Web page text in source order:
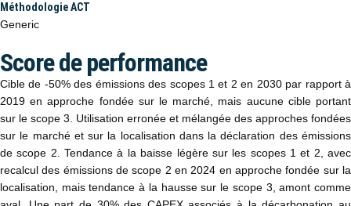
Méthodologie ACT
Generic
Score de performance
Cible de -50% des émissions des scopes 1 et 2 en 2030 par rapport à
2019 en approche fondée sur le marché, mais aucune cible portant
sur le scope 3. Utilisation erronée et mélangée des approches fondées
sur le marché et sur la localisation dans la déclaration des émissions
de scope 2. Tendance à la baisse légère sur les scopes 1 et 2, avec
recalcul des émissions de scope 2 en 2024 en approche fondée sur la
localisation, mais tendance à la hausse sur le scope 3, amont comme